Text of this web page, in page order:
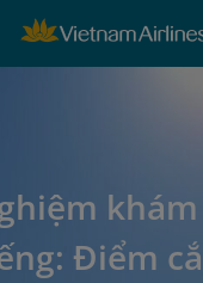
Điểm